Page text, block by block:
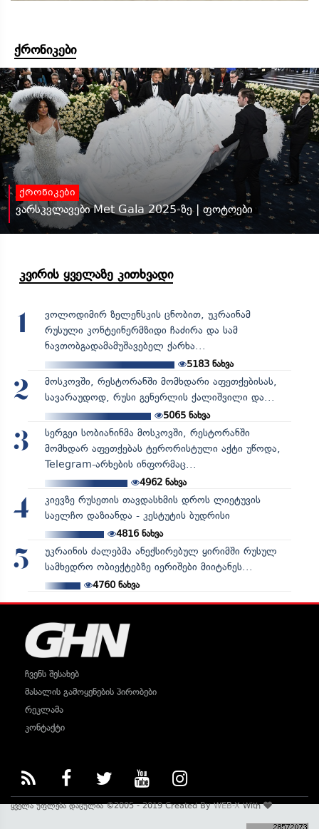
ქრონიკები
ქრონიკები
ვარსკვლავები Met Gala 2025-ზე | ფოტოები
კვირის ყველაზე კითხვადი
1
ვოლოდიმირ ზელენსკის ცნობით, უკრაინამ
რუსული კონტეინერმზიდი ჩაძირა და სამ
ნავთობგადამამუშავებელ ქარხა...
5183 ნახვა
2
მოსკოვში, რესტორანში მომხდარი აფეთქებისას,
სავარაუდოდ, რუსი გენერლის ქალიშვილი და...
5065ნახვა
3
სერგეი სობიანინმა მოსკოვში, რესტორანში
მომხდარ აფეთქებას ტერორისტული აქტი უწოდა,
Telegram-არხების ინფორმაც...
4962ნახვა
4
კიევზე რუსეთის თავდასხმის დროს ლიეტუვის
საელჩო დაზიანდა - კესტუტის ბუდრისი
4816ნახვა
5
უკრაინის ძალებმა ანექსირებულ ყირიმში რუსულ
სამხედრო ობიექტებზე იერიშები მიიტანეს...
4760ნახვა
ჩვენს შესახებ
მასალის გამოყენების პირობები
რეკლამა
კონტაქტი
ყველა უფლება დაცულია ©2005 - 2019 Created ByWEB-XWith